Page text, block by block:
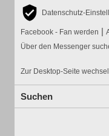
Datenschutz-
Facebook - Fan werden |
Über den Messenger
Zur Desktop-Seite
Suchen